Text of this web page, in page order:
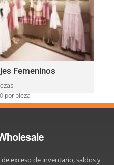
Femeninos
por pieza
variedad de marcas, como:
Hilfiger, Guess, Vince
BCBGeneration y más.
Aquí
exceso de inventario, saldos y